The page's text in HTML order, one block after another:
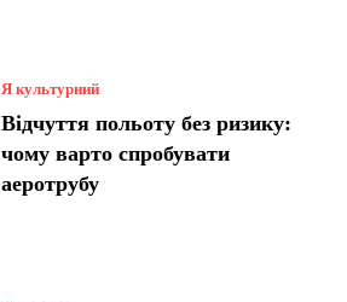
Я культурний
Відчуття польоту без ризику:
чому варто спробувати
аеротрубу